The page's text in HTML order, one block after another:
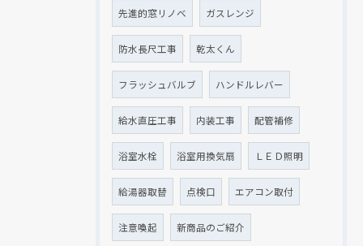
先進的窓リノベ ガスレンジ
防水長尺工事 乾太くん
フラッシュバルブ ハンドルレバー
給水直圧工事 内装工事 配管補修
浴室水栓 浴室用換気扇 ＬＥＤ照明
給湯器取替 点検口 エアコン取付
注意喚起 新商品のご紹介